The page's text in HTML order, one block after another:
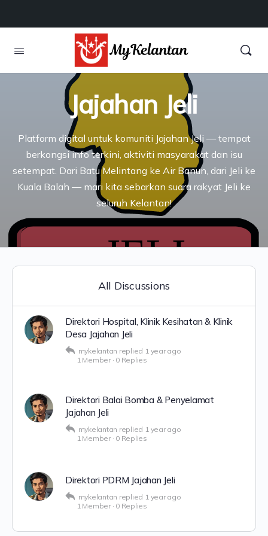
Jajahan Jeli
Platform digital untuk komuniti Jajahan Jeli — tempat
berkongsi info terkini, aktiviti masyarakat dan isu
setempat. Dari Batu Melintang ke Air Banun, dari Jeli ke
Kuala Balah — mari kita sebarkan suara rakyat Jeli ke
seluruh Kelantan!
All Discussions
Direktori Hospital, Klinik Kesihatan & Klinik
Desa Jajahan Jeli
mykelantan replied 1 year ago
1 Member · 0 Replies
Direktori Balai Bomba & Penyelamat
Jajahan Jeli
mykelantan replied 1 year ago
1 Member · 0 Replies
Direktori PDRM Jajahan Jeli
mykelantan replied 1 year ago
1 Member · 0 Replies